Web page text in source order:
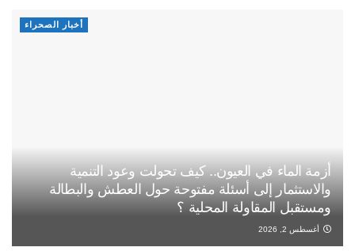
أخبار الصحراء
أزمة الماء في العيون.. كيف تحولت وعود التنمية
والاستثمار إلى أسئلة مفتوحة حول العطش والبطالة
ومستقبل المقاولة المحلية ؟
أغسطس 2, 2026